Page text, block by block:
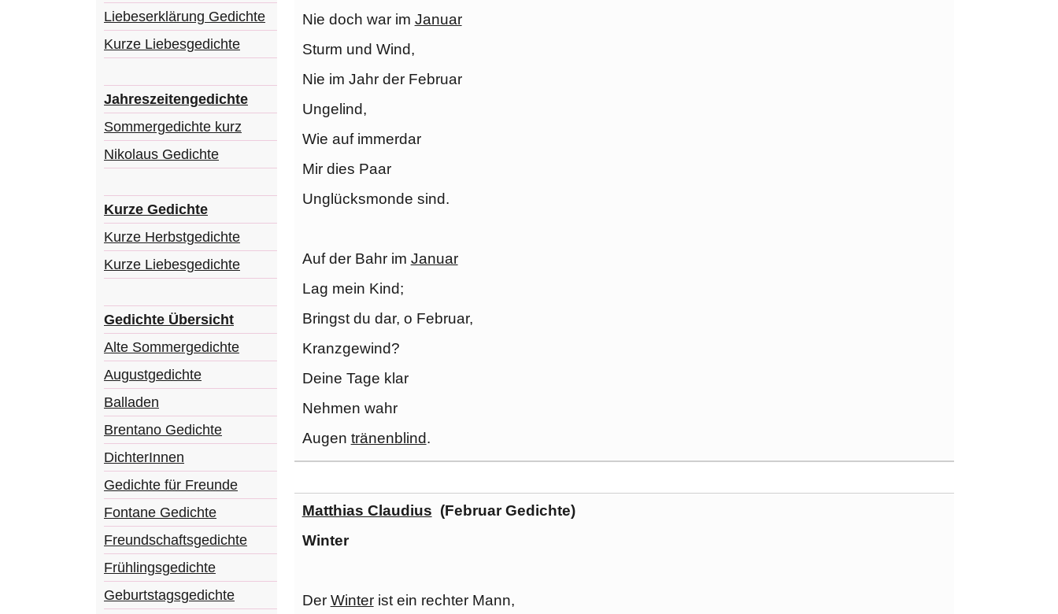
Liebeserklärung Gedichte
Kurze Liebesgedichte
Jahreszeitengedichte
Sommergedichte kurz
Nikolaus Gedichte
Kurze Gedichte
Kurze Herbstgedichte
Kurze Liebesgedichte
Gedichte Übersicht
Alte Sommergedichte
Augustgedichte
Balladen
Brentano Gedichte
DichterInnen
Gedichte für Freunde
Fontane Gedichte
Freundschaftsgedichte
Frühlingsgedichte
Geburtstagsgedichte
Nie doch war im Januar
Sturm und Wind,
Nie im Jahr der Februar
Ungelind,
Wie auf immerdar
Mir dies Paar
Unglücksmonde sind.
Auf der Bahr im Januar
Lag mein Kind;
Bringst du dar, o Februar,
Kranzgewind?
Deine Tage klar
Nehmen wahr
Augen tränenblind.
Matthias Claudius (Februar Gedichte)
Winter
Der Winterist ein rechter Mann,